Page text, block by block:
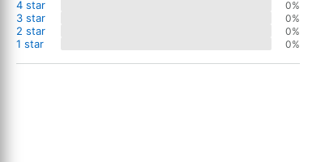
4 star 0%
3 star 0%
2 star 0%
1 star 0%